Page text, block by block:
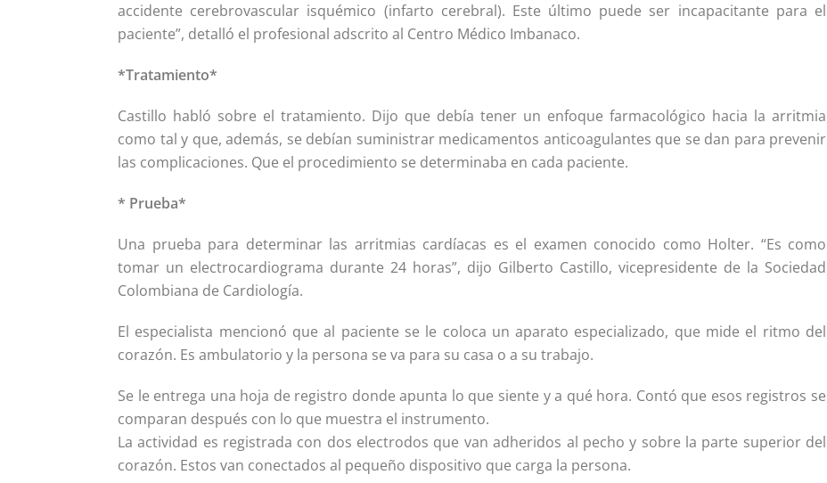
accidente cerebrovascular isquémico (infarto cerebral). Este último puede ser incapacitante para el
paciente”, detalló el profesional adscrito al Centro Médico Imbanaco.
*Tratamiento*
Castillo habló sobre el tratamiento. Dijo que debía tener un enfoque farmacológico hacia la arritmia
como tal y que, además, se debían suministrar medicamentos anticoagulantes que se dan para prevenir
las complicaciones. Que el procedimiento se determinaba en cada paciente.
* Prueba*
Una prueba para determinar las arritmias cardíacas es el examen conocido como Holter. “Es como
tomar un electrocardiograma durante 24 horas”, dijo Gilberto Castillo, vicepresidente de la Sociedad
Colombiana de Cardiología.
El especialista mencionó que al paciente se le coloca un aparato especializado, que mide el ritmo del
corazón. Es ambulatorio y la persona se va para su casa o a su trabajo.
Se le entrega una hoja de registro donde apunta lo que siente y a qué hora. Contó que esos registros se
comparan después con lo que muestra el instrumento.
La actividad es registrada con dos electrodos que van adheridos al pecho y sobre la parte superior del
corazón. Estos van conectados al pequeño dispositivo que carga la persona.